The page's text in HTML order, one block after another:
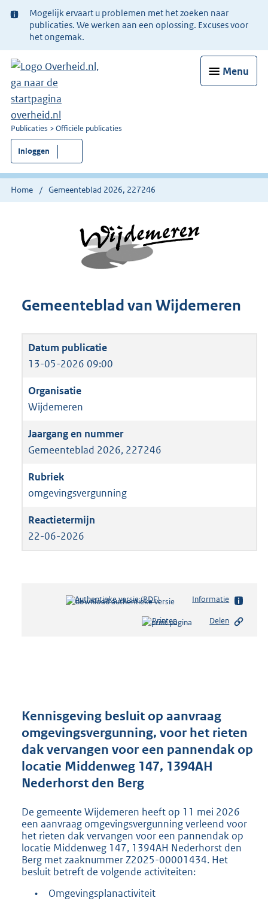
Ter
informatie:
Mogelijk ervaart u problemen met het zoeken naar
publicaties. We werken aan een oplossing. Excuses voor
het ongemak.
Menu
U
bent
nu
hier:
Publicaties Officiële publicaties
Inloggen
Home Gemeenteblad 2026, 227246
Gemeenteblad van Wijdemeren
13-05-2026 09:00
Wijdemeren
Gemeenteblad 2026, 227246
omgevingsvergunning
22-06-2026
Authentieke versie (PDF)b
s
r
o
t
e
2
0
K
b
Informatie
Printen Delen
Kennisgeving besluit op aanvraag
omgevingsvergunning, voor het rieten
dak vervangen voor een pannendak op
locatie Middenweg 147, 1394AH
Nederhorst den Berg
De gemeente Wijdemeren heeft op 11 mei 2026
een aanvraag omgevingsvergunning verleend voor
het rieten dak vervangen voor een pannendak op
locatie Middenweg 147, 1394AH Nederhorst den
Berg met zaaknummer Z2025-00001434. Het
besluit betreft de volgende activiteiten:
•
Omgevingsplanactiviteit